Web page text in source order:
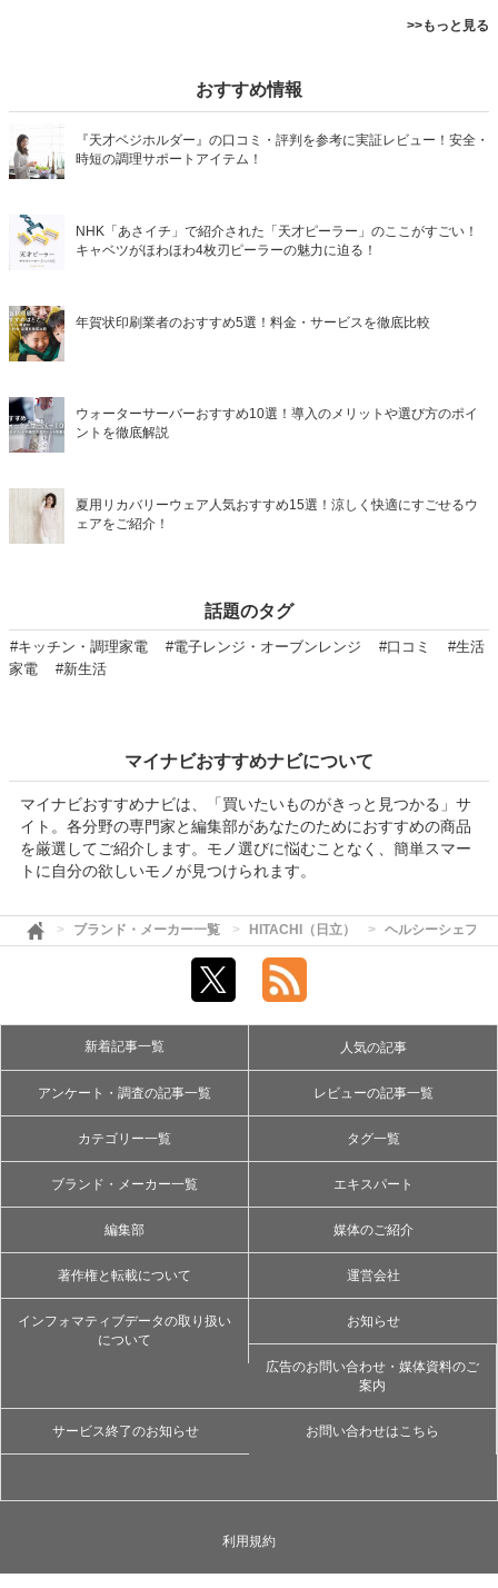
>>もっと見る
おすすめ情報
『天才ベジホルダー』の口コミ・評判を参考に実証レビュー！安全・
時短の調理サポートアイテム！
NHK「あさイチ」で紹介された「天才ピーラー」のここがすごい！
キャベツがほわほわ4枚刃ピーラーの魅力に迫る！
年賀状印刷業者のおすすめ5選！料金・サービスを徹底比較
ウォーターサーバーおすすめ10選！導入のメリットや選び方のポイ
ントを徹底解説
夏用リカバリーウェア人気おすすめ15選！涼しく快適にすごせるウ
ェアをご紹介！
話題のタグ
#キッチン・調理家電 #電子レンジ・オーブンレンジ #口コミ
#生活
家電
#新生活
マイナビおすすめナビについて
マイナビおすすめナビは、「買いたいものがきっと見つかる」サ
イト。各分野の専門家と編集部があなたのためにおすすめの商品
を厳選してご紹介します。モノ選びに悩むことなく、簡単スマー
トに自分の欲しいモノが見つけられます。
ブランド・メーカー一覧 HITACHI（日立） ヘルシーシェフ
新着記事一覧 人気の記事
アンケート・調査の記事一覧 レビューの記事一覧
カテゴリー一覧 タグ一覧
ブランド・メーカー一覧 エキスパート
編集部 媒体のご紹介
著作権と転載について 運営会社
インフォマティブデータの取り扱い
について
お知らせ
広告のお問い合わせ・媒体資料のご
案内
サービス終了のお知らせ お問い合わせはこちら
利用規約